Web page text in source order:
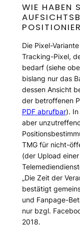
WIE HABEN
Die Pixel-
Tracking-Pixel,
bedarf (siehe
bislang nur das
dessen Ansicht
der betroffenen
PDF abrufbar). In
aber
TMG für nicht-
(der Upload
„Die Zeit der
bestätigt
und Fanpage-
nur bzgl.
2018.